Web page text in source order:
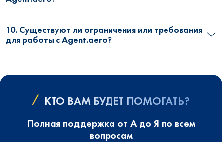
10. Существуют ли ограничения или требования
для работы с Agent.aero?
КТО ВАМ БУДЕТ ПОМОГАТЬ?
Полная поддержка от А до Я по всем
вопросам